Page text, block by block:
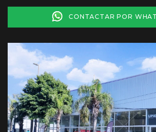
CONTACTAR POR